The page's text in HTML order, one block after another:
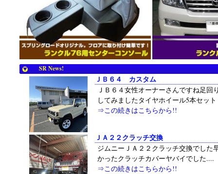
SR News!
ＪＢ６４ カスタム
ＪＢ６４女性オーナーさんですね足回
してみましたタイヤホイール5本セッ
⇒この続きはこちらから!!
ＪＡ２２クラッチ交換
ジムニーＪＡ２２クラッチ交換でした
かったクラッチカバーヤバイでした....
⇒この続きはこちらから!!